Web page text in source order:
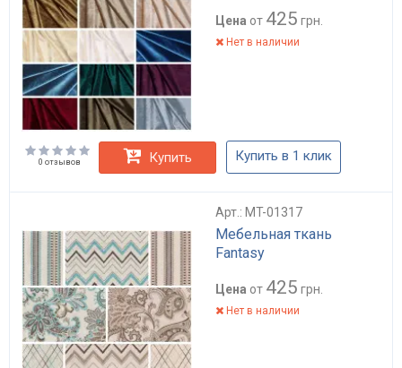
Цена от 425 грн.
Нет в наличии
0 отзывов Купить Купить в 1 клик
Арт.: MT-01317
Мебельная ткань
Fantasy
Цена от 425 грн.
Нет в наличии